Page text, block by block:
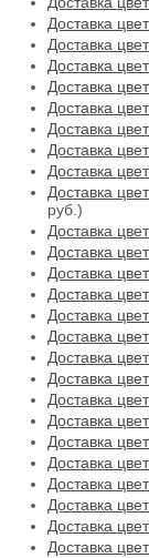
Доставка
Доставка
Доставка
Доставка
Доставка
Доставка
Доставка
Доставка
Доставка
руб.)
Доставка
Доставка
Доставка
Доставка
Доставка
Доставка
Доставка
Доставка
Доставка
Доставка
Доставка
Доставка
Доставка
Доставка
Доставка
Доставка